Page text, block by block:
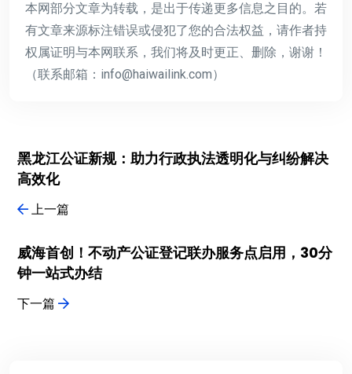
本网部分文章为转载，是出于传递更多信息之目的。若
有文章来源标注错误或侵犯了您的合法权益，请作者持
权属证明与本网联系，我们将及时更正、删除，谢谢！
（联系邮箱：info@haiwailink.com）
黑龙江公证新规：助力行政执法透明化与纠纷解决
高效化
上一篇
威海首创！不动产公证登记联办服务点启用，30分
钟一站式办结
下一篇